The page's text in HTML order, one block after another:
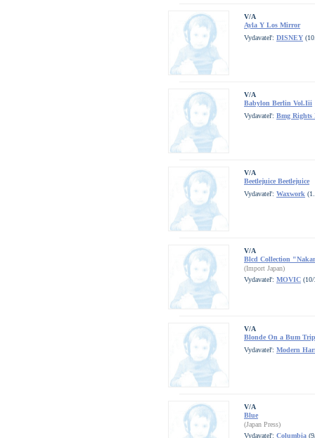
V/A
Ayla Y Los Mirror
Vydavateľ: DISNEY
V/A
Babylon Berlin Vol.Iii
Vydavateľ: Bmg Rights
V/A
Beetlejuice Beetlejuice
Vydavateľ: Waxwork
V/A
Blcd Collection
(Import Japan)
Vydavateľ: MOVIC
V/A
Blonde On a Bum Trip
Vydavateľ: Modern
V/A
Blue
(Japan Press)
Vydavateľ: Columbia